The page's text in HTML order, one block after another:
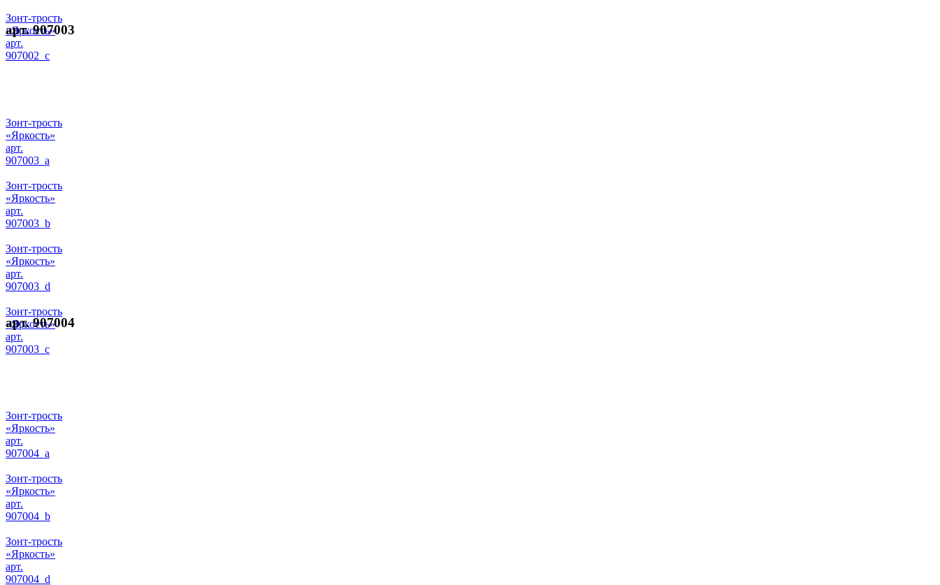
Зонт-трость
«Яркость»
арт.
907002_c
арт. 907003
Зонт-трость
«Яркость»
арт.
907003_a
Зонт-трость
«Яркость»
арт.
907003_b
Зонт-трость
«Яркость»
арт.
907003_d
Зонт-трость
«Яркость»
арт.
907003_c
арт. 907004
Зонт-трость
«Яркость»
арт.
907004_a
Зонт-трость
«Яркость»
арт.
907004_b
Зонт-трость
«Яркость»
арт.
907004_d